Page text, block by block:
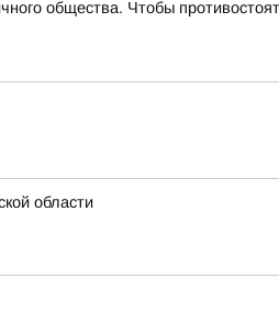
общества. Чтобы
области